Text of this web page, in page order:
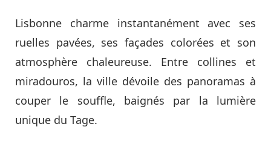
Lisbonne charme instantanément avec ses
ruelles pavées, ses façades colorées et son
atmosphère chaleureuse. Entre collines et
miradouros, la ville dévoile des panoramas à
couper le souffle, baignés par la lumière
unique du Tage.